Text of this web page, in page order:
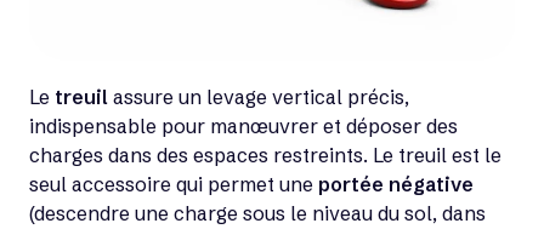
Le treuil assure un levage vertical précis,
indispensable pour manœuvrer et déposer des
charges dans des espaces restreints. Le treuil est le
seul accessoire qui permet une portée négative
(descendre une charge sous le niveau du sol, dans